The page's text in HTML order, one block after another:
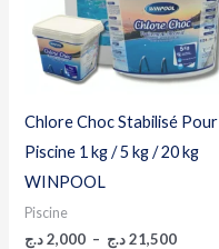
Chlore Choc Stabilisé Pour
Piscine 1 kg / 5 kg / 20 kg
WINPOOL
Piscine
2,000 د.ج – 21,500 د.ج